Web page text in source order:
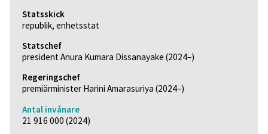
Statsskick
republik, enhetsstat
Statschef
president Anura Kumara Dissanayake (2024–)
Regeringschef
premiärminister Harini Amarasuriya (2024–)
Antal invånare
21 916 000 (2024)